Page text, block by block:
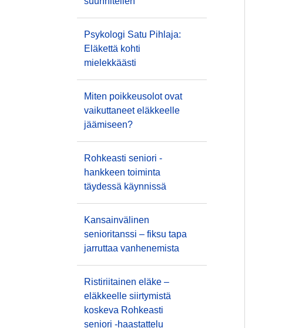
Psykologi Satu Pihlaja:
Eläkettä kohti
mielekkäästi
Miten poikkeusolot ovat
vaikuttaneet eläkkeelle
jäämiseen?
Rohkeasti seniori -
hankkeen toiminta
täydessä käynnissä
Kansainvälinen
senioritanssi – fiksu tapa
jarruttaa vanhenemista
Ristiriitainen eläke –
eläkkeelle siirtymistä
koskeva Rohkeasti
seniori -haastattelu